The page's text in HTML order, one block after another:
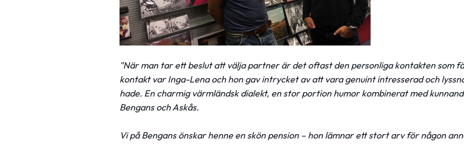
"När man tar ett beslut att välja partner är det oftast den personliga kontakten som
kontakt var Inga-Lena och hon gav intrycket av att vara genuint intresserad och
hade. En charmig värmländsk dialekt, en stor portion humor kombinerat med
Bengans och Askås.
Vi på Bengans önskar henne en skön pension – hon lämnar ett stort arv för någon